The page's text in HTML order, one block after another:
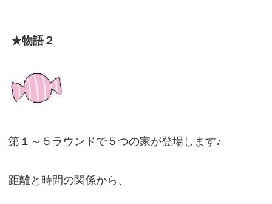
★物語２
第１～５ラウンドで５つの家が登場します♪
距離と時間の関係から、